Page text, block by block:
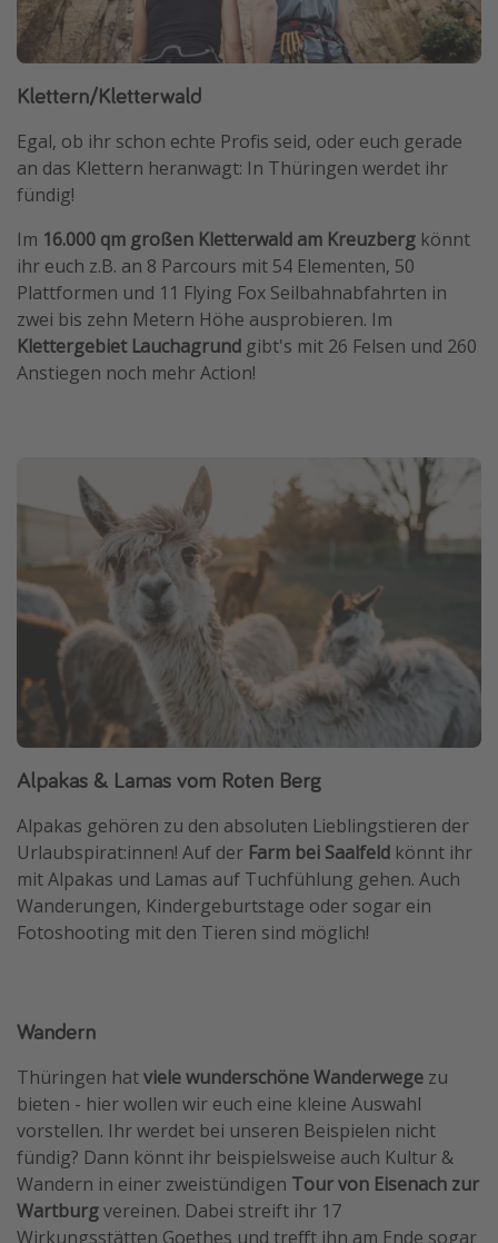
Klettern/Kletterwald
Egal, ob ihr schon echte Profis seid, oder euch gerade
an das Klettern heranwagt: In Thüringen werdet ihr
fündig!
Im 16.000 qm großen Kletterwald am Kreuzberg könnt
ihr euch z.B. an 8 Parcours mit 54 Elementen, 50
Plattformen und 11 Flying Fox Seilbahnabfahrten in
zwei bis zehn Metern Höhe ausprobieren. Im
Klettergebiet Lauchagrund gibt's mit 26 Felsen und 260
Anstiegen noch mehr Action!
Alpakas & Lamas vom Roten Berg
Alpakas gehören zu den absoluten Lieblingstieren der
Urlaubspirat:innen! Auf der Farm bei Saalfeld könnt ihr
mit Alpakas und Lamas auf Tuchfühlung gehen. Auch
Wanderungen, Kindergeburtstage oder sogar ein
Fotoshooting mit den Tieren sind möglich!
Wandern
Thüringen hatviele wunderschöne Wanderwege zu
bieten - hier wollen wir euch eine kleine Auswahl
vorstellen. Ihr werdet bei unseren Beispielen nicht
fündig? Dann könnt ihr beispielsweise auch Kultur &
Wandern in einer zweistündigen Tour von Eisenach zur
Wartburgvereinen. Dabei streift ihr 17
Wirkungsstätten Goethes und trefft ihn am Ende sogar